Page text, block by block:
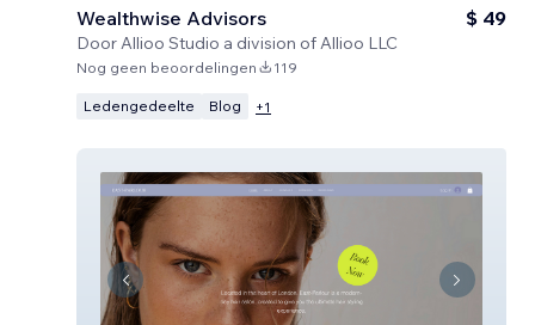
Wealthwise Advisors
DoorAllioo Studio a division of Allioo LLC
$ 49
Nog geen beoordelingen 119
Ledengedeelte Blog +1